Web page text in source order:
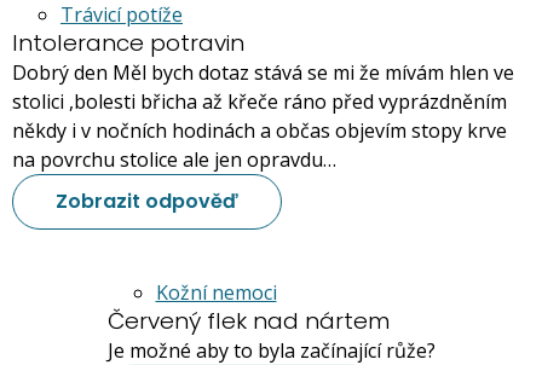
Trávicí potíže
Intolerance potravin
Dobrý den Měl bych dotaz stává se mi že mívám hlen ve
stolici ,bolesti břicha až křeče ráno před vyprázdněním
někdy i v nočních hodinách a občas objevím stopy krve
na povrchu stolice ale jen opravdu…
Zobrazit odpověď
Kožní nemoci
Červený flek nad nártem
Je možné aby to byla začínající růže?